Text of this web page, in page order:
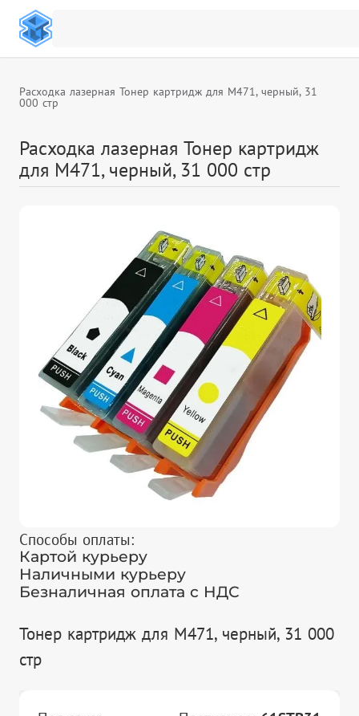
Расходка лазерная Тонер картридж для M471, черный, 31
000 стр
Расходка лазерная Тонер картридж
для M471, черный, 31 000 стр
Способы оплаты:
Картой курьеру
Наличными курьеру
Безналичная оплата с НДС
Тонер картридж для M471, черный, 31 000
стр